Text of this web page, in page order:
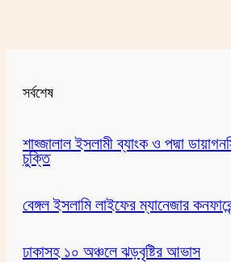
সর্বশেষ
শাহ্জালাল ইসলামী ব্যাংক ও পদ্মা
চুক্তি
বেঙ্গল ইসলামি লাইফের ম্যানেজার
ঢাকাসহ ১০ অঞ্চলে ঝড়বৃষ্টির আভাস